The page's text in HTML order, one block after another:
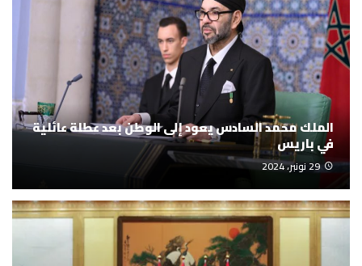
الملك محمد السادس يعود إلى الوطن بعد عطلة عائلية
في باريس
29 نونبر، 2024